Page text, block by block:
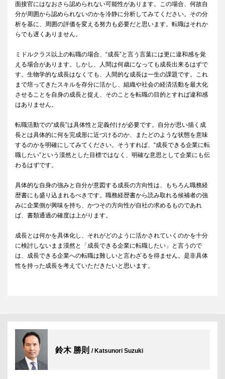
面接官にはなおさら認められない可能性があります。この場合、何故自
分が周囲から認められないのかを冷静に分析してみてください。その分
析を基に、周囲の評価を変える努力も必要だと思います。転職はそれか
らでも遅くありません。
ミドルクラス以上の転職の場合、“成長”と言う言葉には更に違和感を覚
える場合があります。しかし、人間は何歳になっても成長出来るはずで
す。生物学的な成長はなくても、人間的な成長は一生の課題です。これ
まで培ってきたスキルを存分に活かし、組織や社会の経済活動を最大化
させることを自身の成長と捉え、そのことを転職の目的とすれば違和感
はありません。
転職活動での“成長”は具体性と定義付けが必要です。自分が思い描く成
長とは具体的に何を完成形に近づけるのか、またどのような状態を意味
するのかを明確にしてみてください。そうすれば、“成長できる企業に転
職したい”という漠然とした目標ではなく、明確な意思として企業にも伝
わるはずです。
具体的な自身の強みと自分が意図する成長の方向性は、もちろん職務経
歴書にも盛り込まれるべきです。職務経歴書から読み取れる候補者の強
みに企業側が興味を持ち、かつその方向性が自社の求めるものであれ
ば、書類通過の確度は上がります。
成長とは何かを具体化し、それがどのように活かされていくのかを十分
に検討しないまま漠然と「成長できる企業に転職したい」と言うので
は、成長できる企業への転職は難しいと言わざるを得ません。是非具体
性を持った成長を考えていただきたいと思います。
鈴木 勝則 / Katsunori Suzuki